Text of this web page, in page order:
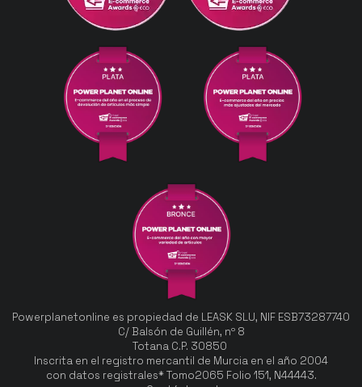
Powerplanetonline es propiedad de LEASK SLU, NIF ESB73287740
C/ Balsón de Guillén, nº 8
Totana C.P. 30850
Inscrita en el registro mercantil de Murcia en el año 2004
con datos registrales* Tomo2065 Folio 151, N44443.